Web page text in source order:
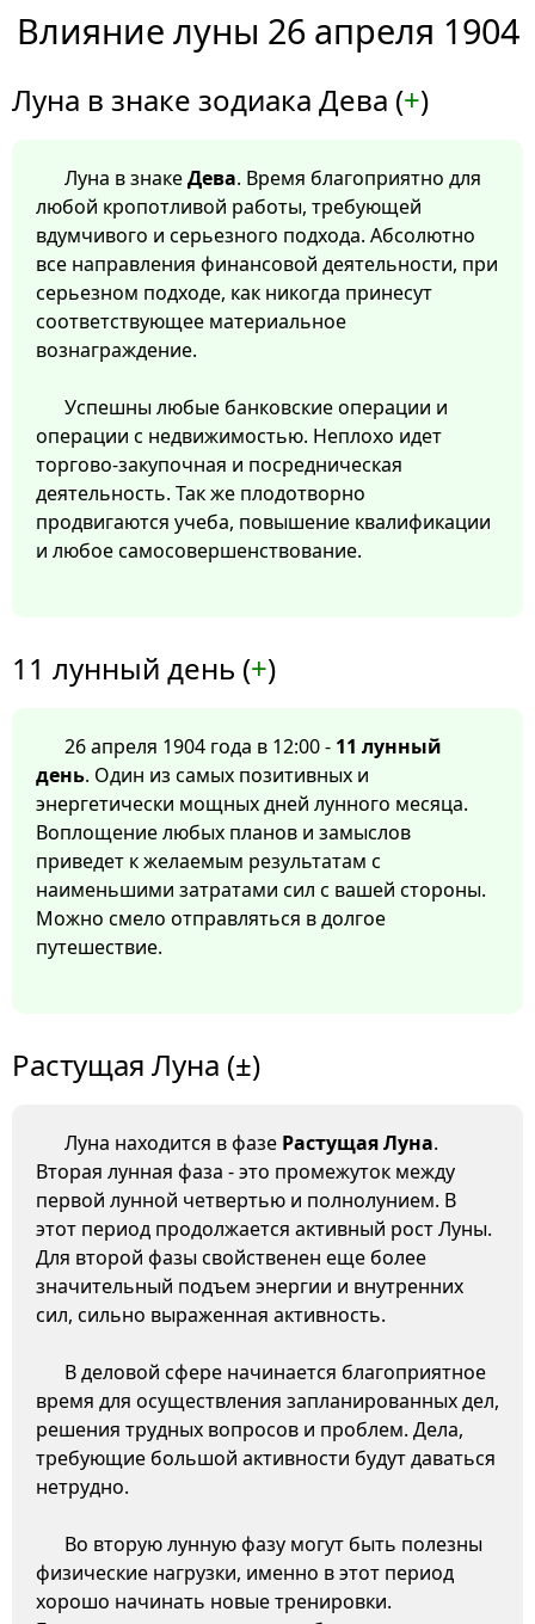
Влияние луны 26 апреля 1904
Луна в знаке зодиака Дева (+)
Луна в знакеДева. Время благоприятно для
любой кропотливой работы, требующей
вдумчивого и серьезного подхода. Абсолютно
все направления финансовой деятельности, при
серьезном подходе, как никогда принесут
соответствующее материальное
вознаграждение.
Успешны любые банковские операции и
операции с недвижимостью. Неплохо идет
торгово-закупочная и посредническая
деятельность. Так же плодотворно
продвигаются учеба, повышение квалификации
и любое самосовершенствование.
11 лунный день (+)
26 апреля 1904 года в 12:00 - 11 лунный
день. Один из самых позитивных и
энергетически мощных дней лунного месяца.
Воплощение любых планов и замыслов
приведет к желаемым результатам с
наименьшими затратами сил с вашей стороны.
Можно смело отправляться в долгое
путешествие.
Растущая Луна (±)
Луна находится в фазе Растущая Луна.
Вторая лунная фаза - это промежуток между
первой лунной четвертью и полнолунием. В
этот период продолжается активный рост Луны.
Для второй фазы свойственен еще более
значительный подъем энергии и внутренних
сил, сильно выраженная активность.
В деловой сфере начинается благоприятное
время для осуществления запланированных дел,
решения трудных вопросов и проблем. Дела,
требующие большой активности будут даваться
нетрудно.
Во вторую лунную фазу могут быть полезны
физические нагрузки, именно в этот период
хорошо начинать новые тренировки.